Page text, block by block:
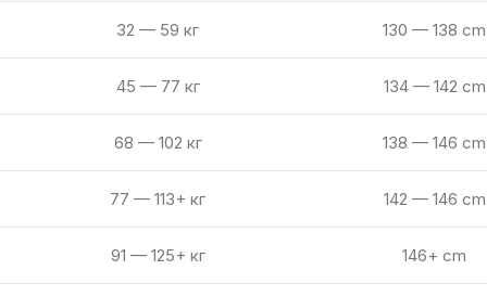
32 — 59 кг 130 — 138 cm
45 — 77 кг 134 — 142 cm
68 — 102 кг 138 — 146 cm
77 — 113+ кг 142 — 146 cm
91 — 125+ кг 146+ cm